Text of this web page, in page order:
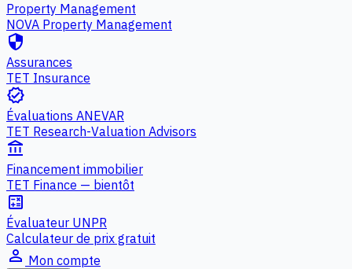
Property Management
NOVA Property Management
security
Assurances
TET Insurance
verified
Évaluations ANEVAR
TET Research-Valuation Advisors
account_balance
Financement immobilier
TET Finance — bientôt
calculate
Évaluateur UNPR
Calculateur de prix gratuit
person_outline Mon compte